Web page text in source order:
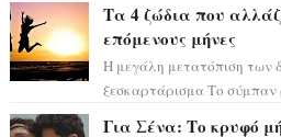
Τα 4 ζώδια που
επόμενους μήνες
Η μεγάλη μετατόπιση των
ξεσκαρτάρισμα Το σύμπαν
Για Σένα: Το κρυφό